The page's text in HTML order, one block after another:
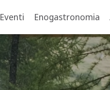
Eventi Enogastronomia